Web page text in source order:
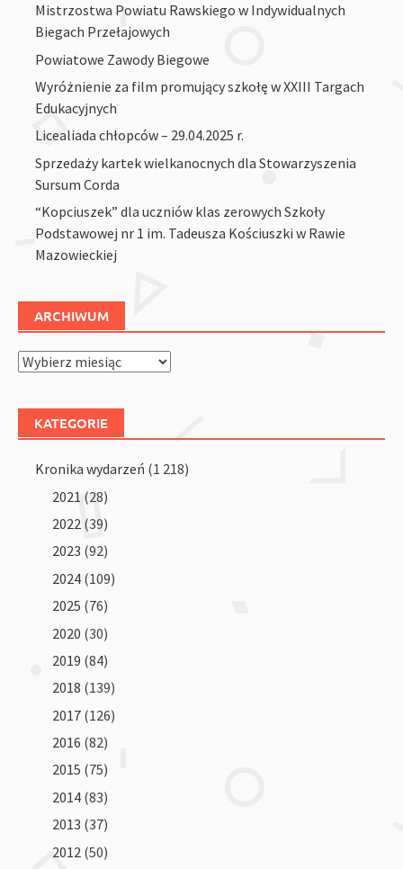
Mistrzostwa Powiatu Rawskiego w Indywidualnych
Biegach Przełajowych
Powiatowe Zawody Biegowe
Wyróżnienie za film promujący szkołę w XXIII Targach
Edukacyjnych
Licealiada chłopców – 29.04.2025 r.
Sprzedaży kartek wielkanocnych dla Stowarzyszenia
Sursum Corda
“Kopciuszek” dla uczniów klas zerowych Szkoły
Podstawowej nr 1 im. Tadeusza Kościuszki w Rawie
Mazowieckiej
ARCHIWUM
Archiwum
KATEGORIE
Kronika wydarzeń (1 218)
2021 (28)
2022 (39)
2023 (92)
2024 (109)
2025 (76)
2020 (30)
2019 (84)
2018 (139)
2017 (126)
2016 (82)
2015 (75)
2014 (83)
2013 (37)
2012 (50)